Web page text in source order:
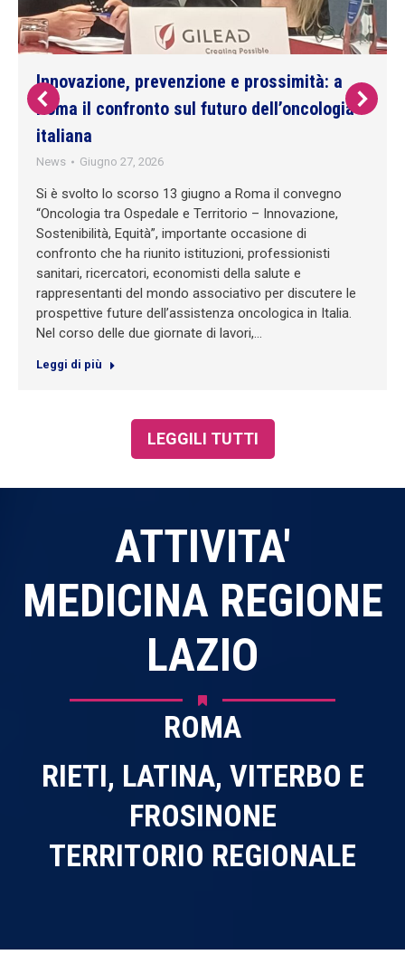
Innovazione, prevenzione e prossimità: a
Roma il confronto sul futuro dell’oncologia
italiana
News Giugno 27, 2026
Si è svolto lo scorso 13 giugno a Roma il convegno
“Oncologia tra Ospedale e Territorio – Innovazione,
Sostenibilità, Equità”, importante occasione di
confronto che ha riunito istituzioni, professionisti
sanitari, ricercatori, economisti della salute e
rappresentanti del mondo associativo per discutere le
prospettive future dell’assistenza oncologica in Italia.
Nel corso delle due giornate di lavori,…
Leggi di più
LEGGILI TUTTI
ATTIVITA'
MEDICINA REGIONE
LAZIO
ROMA
RIETI, LATINA, VITERBO E
FROSINONE
TERRITORIO REGIONALE